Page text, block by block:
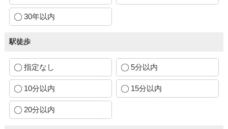
30年以内
駅徒歩
指定なし 5分以内
10分以内 15分以内
20分以内